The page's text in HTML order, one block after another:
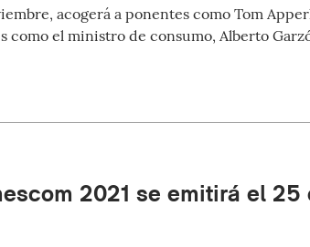
acogerá a ponentes como Tom
el ministro de consumo, Alberto
2021 se emitirá el 25